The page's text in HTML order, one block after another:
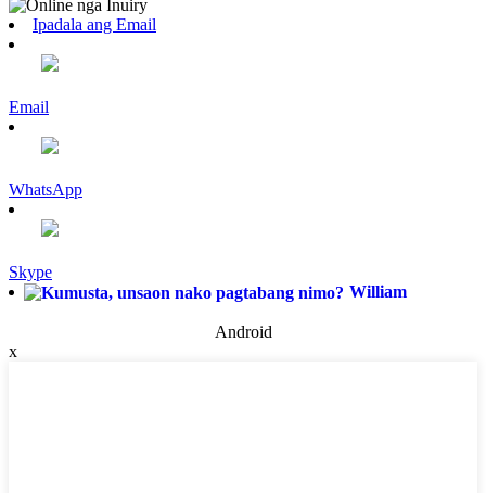
Ipadala ang Email
Email
WhatsApp
Skype
William
Android
x